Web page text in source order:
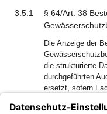
3.5.1
§ 64/Art. 38
Die Anzeige der
die strukturierte
durchgeführten
ersetzt, sofern
nachgewiesen